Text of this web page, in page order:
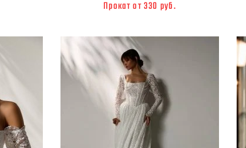
Прокат от 330 руб.